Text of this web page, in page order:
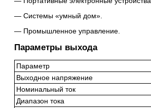
Системы «умный дом».
Промышленное управление.
Параметры выхода
Параметр
Выходное напряжение
Номинальный ток
Диапазон тока